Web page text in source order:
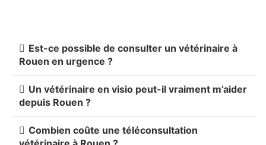
Est-ce possible de consulter un vétérinaire à
Rouen en urgence ?
Un vétérinaire en visio peut-il vraiment m’aider
depuis Rouen ?
Combien coûte une téléconsultation